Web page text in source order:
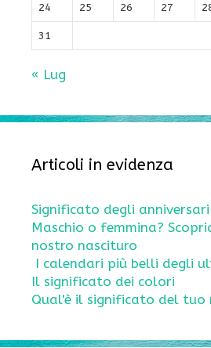
24 25 26 27
31
« Lug
Articoli in evidenza
Significato degli
Maschio o femmina?
nostro nascituro
I calendari più belli degli
Il significato dei colori
Qual'è il significato del tuo